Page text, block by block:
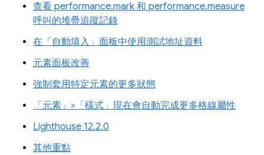
查看 performance.mark 和 performance.measure
呼叫的堆疊追蹤記錄
在「自動填入」面板中使用測試地址資料
元素面板改善
強制套用特定元素的更多狀態
「元素」>「樣式」現在會自動完成更多格線屬性
Lighthouse 12.2.0
其他重點